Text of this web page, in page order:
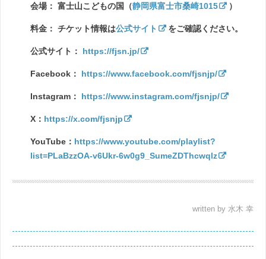
会場： 富士山こどもの国（静岡県富士市桑崎1015 ）
料金： チケット情報は公式サイト をご確認ください。
公式サイト： https://fjsn.jp/
Facebook： https://www.facebook.com/fjsnjp/
Instagram： https://www.instagram.com/fjsnjp/
X： https://x.com/fjsnjp
YouTube： https://www.youtube.com/playlist?
list=PLaBzzOA-v6Ukr-6w0g9_SumeZDThcwqlz
written by 水木 幸